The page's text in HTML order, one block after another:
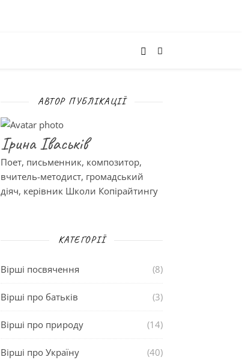
АВТОР ПУБЛІКАЦІЇ
Ірина Іваськів
Поет, письменник, композитор,
вчитель-методист, громадський
діяч, керівник Школи Копірайтингу
КАТЕГОРІЇ
Вірші посвячення (8)
Вірші про батьків (3)
Вірші про природу (14)
Вірші про Україну (40)